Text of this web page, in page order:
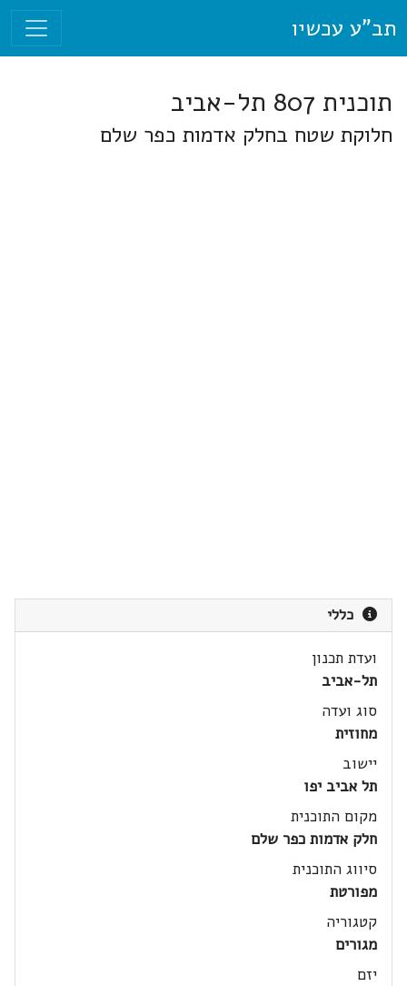
תב"ע עכשיו
תוכנית 807 תל-אביב
חלוקת שטח בחלק אדמות כפר שלם
כללי
ועדת תכנון
תל-אביב
סוג ועדה
מחוזית
יישוב
תל אביב יפו
מקום התוכנית
חלק אדמות כפר שלם
סיווג התוכנית
מפורטת
קטגוריה
מגורים
יזם